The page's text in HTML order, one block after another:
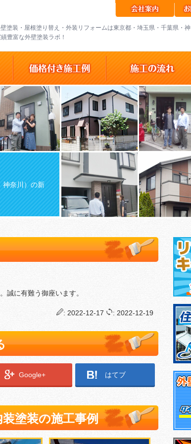
塗装・屋根塗り替え・外装リフォームは東京都・埼玉県・千葉県・神
豊富な外壁塗装ラボ！
神奈川）の新
誠に有難う御座います。
: 2022-12-17 : 2022-12-19
Google+ はてブ
塗装の施工事例